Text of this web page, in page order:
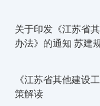
关于印发《江苏省
办法》的通知 苏建
《江苏省其他建设
策解读